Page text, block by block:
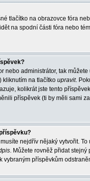
tlačítko na obrazovce fóra
na spodní části fóra nebo
nebo administrátor, tak
kliknutím na tlačítko upravit.
kolikrát jste tento
příspěvek (ti by měli sami
nejdřív nějaký vytvořit. To
. Můžete rovněž přidat
vybraným příspěvkům